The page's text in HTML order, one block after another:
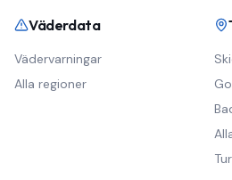
Väderdata
Vädervarningar
Alla regioner